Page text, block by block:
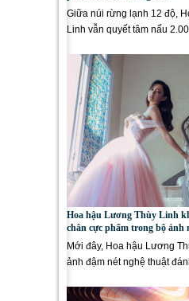
Giữa núi rừng lạnh 12 độ,
Linh vẫn quyết tâm nấu
Hoa hậu Lương Thùy Linh
chân cực phẩm trong bộ ảnh
Mới đây, Hoa hậu Lương
ảnh đậm nét nghệ thuật